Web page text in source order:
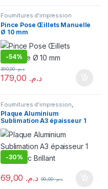
Fournitures d'impression
Pince Pose Œillets Manuelle
Ø 10 mm
-54%
د.م.
د.م.390,00
Fournitures d'impression
Sublimation
Plaque Aluminium
Sublimation A3 épaisseur 1
mm Blanc Brillant
-30%
د.م. د.م.99,00